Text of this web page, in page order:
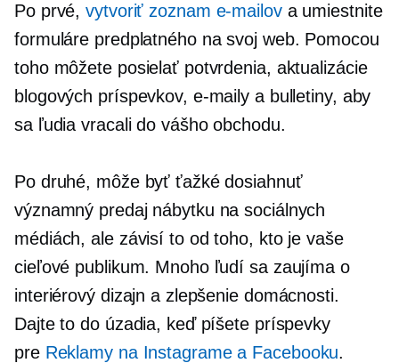
Po prvé,vytvoriť zoznam e-mailova umiestnite
formuláre predplatného na svoj web. Pomocou
toho môžete posielať potvrdenia, aktualizácie
blogových príspevkov, e-maily a bulletiny, aby
sa ľudia vracali do vášho obchodu.
Po druhé, môže byť ťažké dosiahnuť
významný predaj nábytku na sociálnych
médiách, ale závisí to od toho, kto je vaše
cieľové publikum. Mnoho ľudí sa zaujíma o
interiérový dizajn a zlepšenie domácnosti.
Dajte to do úzadia, keď píšete príspevky
pre Reklamy na Instagrame a Facebooku.